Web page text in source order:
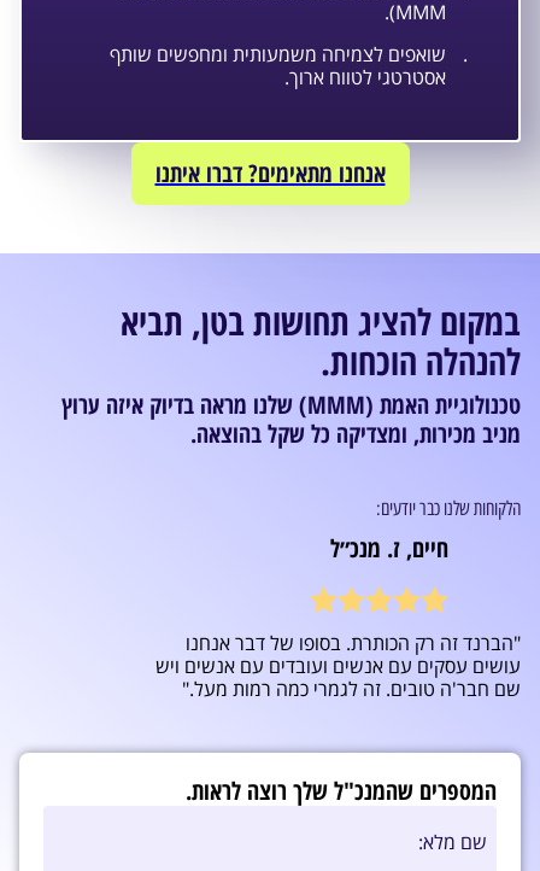
MMM).
.
שואפים לצמיחה משמעותית ומחפשים שותף
אסטרטגי לטווח ארוך.
אנחנו מתאימים? דברו איתנו
במקום להציג תחושות בטן, תביא
להנהלה הוכחות.
טכנולוגיית האמת (MMM) שלנו מראה בדיוק איזה ערוץ
מניב מכירות, ומצדיקה כל שקל בהוצאה.
הלקוחות שלנו כבר יודעים:
חיים, ז. מנכ״ל
"הברנד זה רק הכותרת. בסופו של דבר אנחנו
עושים עסקים עם אנשים ועובדים עם אנשים ויש
שם חבר'ה טובים. זה לגמרי כמה רמות מעל."
המספרים שהמנכ"ל שלך רוצה לראות.